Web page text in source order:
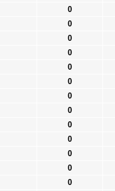
0
0
0
0
0
0
0
0
0
0
0
0
0